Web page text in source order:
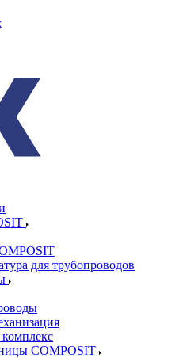
для трубопроводов
COMPOSIT